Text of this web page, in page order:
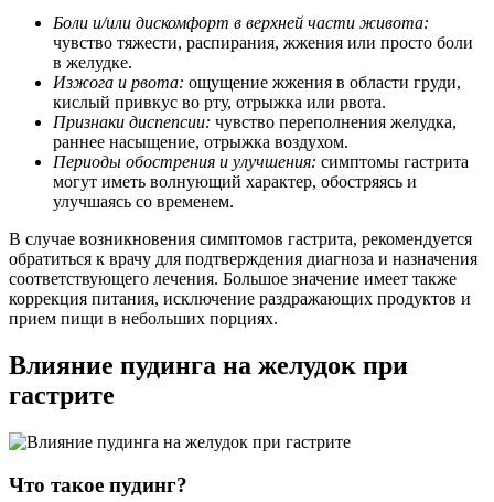
Боли и/или дискомфорт в верхней части живота:
чувство тяжести, распирания, жжения или просто боли
в желудке.
Изжога и рвота: ощущение жжения в области груди,
кислый привкус во рту, отрыжка или рвота.
Признаки диспепсии: чувство переполнения желудка,
раннее насыщение, отрыжка воздухом.
Периоды обострения и улучшения: симптомы гастрита
могут иметь волнующий характер, обостряясь и
улучшаясь со временем.
В случае возникновения симптомов гастрита, рекомендуется
обратиться к врачу для подтверждения диагноза и назначения
соответствующего лечения. Большое значение имеет также
коррекция питания, исключение раздражающих продуктов и
прием пищи в небольших порциях.
Влияние пудинга на желудок при
гастрите
Что такое пудинг?